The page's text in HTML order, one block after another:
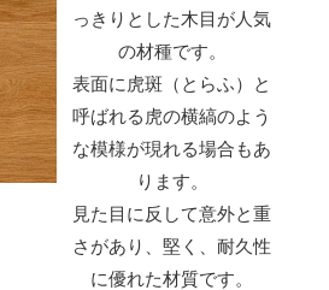
用いた天板と前板
を使用しています。
てきます。 また同じ木目はありま
っきりとした木目が人気
の材種です。
表面に虎斑（とらふ）と
呼ばれる虎の横縞のよう
な模様が現れる場合もあ
ります。
見た目に反して意外と重
さがあり、堅く、耐久性
に優れた材質です。